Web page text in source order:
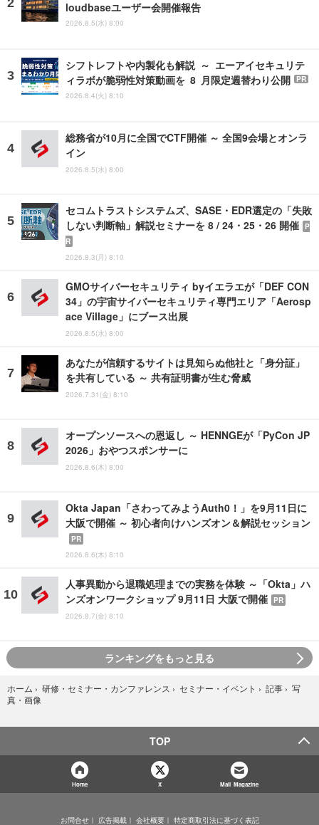
loudbaseユーザー会開催報告
2026.8.5(水) 8:00
シフトレフトや内製化も解説 ～ エーアイセキュリテ
ィラボが脆弱性対策動画を 8 月限定週替わり公開
PR
2026.8.4(火) 8:10
総務省が10月に全国でCTF開催 ～ 全国9会場とオンラ
イン
2026.8.5(水) 8:00
セコムトラストシステムズ、SASE・EDR選定の「失敗
しない判断軸」解説セミナーを 8 / 24・25・26 開催 P
R
2026.8.3(月) 8:10
GMOサイバーセキュリティ byイエラエが「DEF CON
34」の宇宙サイバーセキュリティ専門エリア「Aerosp
ace Village」にブース出展
2026.8.5(水) 8:00
あなたが信頼するサイトは見知らぬ他社と「身分証」
を共有している ～ 共有証明書が生む脅威
2026.7.31(金) 8:10
オープンソースへの恩返し ～ HENNGEが「PyCon JP
2026」おやつスポンサーに
2026.8.6(木) 8:00
Okta Japan「さわってみようAuth0！」を9月11日に
大阪で開催 ～ 初心者向けハンズオン＆解説セッション
PR
2026.8.6(木) 8:10
人事異動から退職処理までの実務を体験 ～「Okta」ハ
ンズオンワークショップ 9月11日 大阪で開催 PR
2026.8.7(金) 8:10
ランキングをもっと見る
ホーム › 研修・セミナー・カンファレンス › セミナー・イベント › 記事 › 写
真・画像
TOP
Home X Mail Magazine
お問合せ 広告掲載 会社概要 特定商取引法に基づく表記